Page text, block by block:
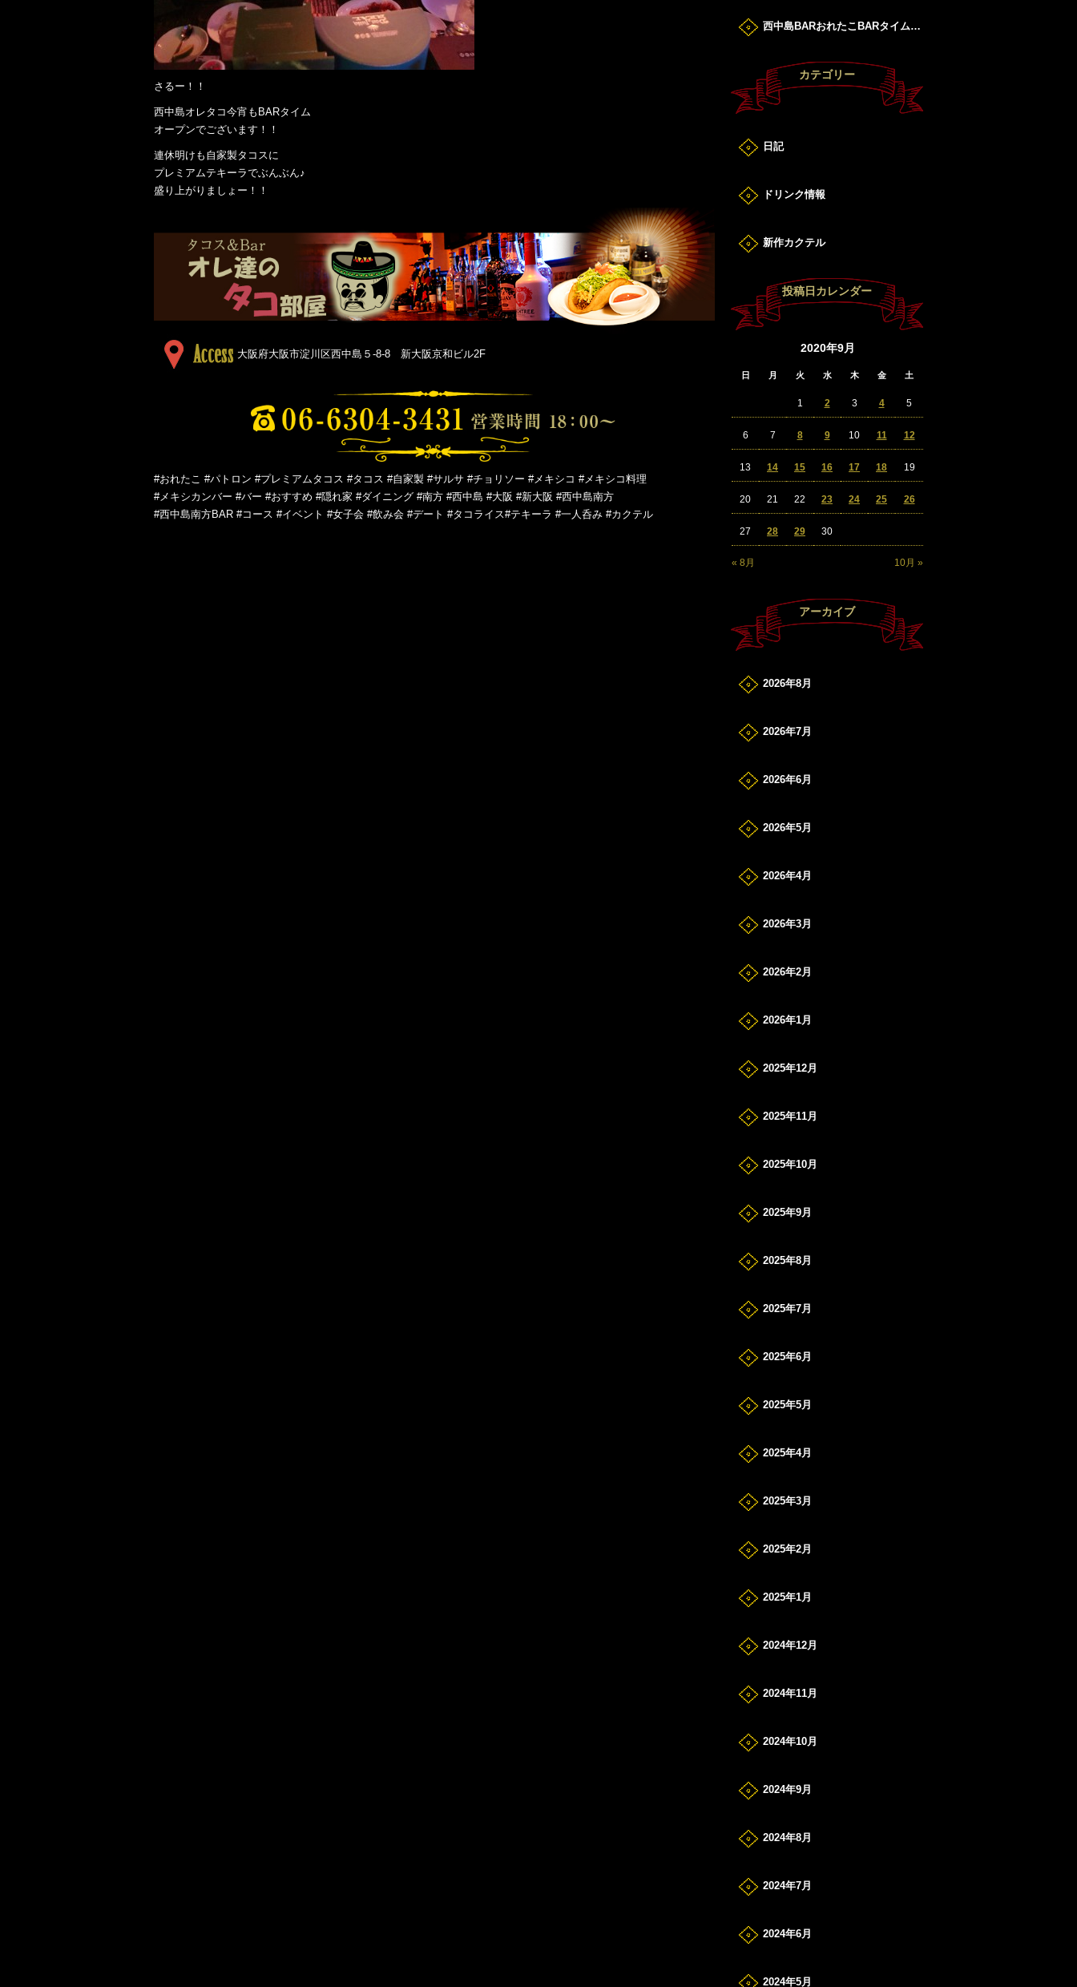
さるー！！
西中島オレタコ今宵もBARタイム
オープンでございます！！
連休明けも自家製タコスに
プレミアムテキーラでぶんぶん♪
盛り上がりましょー！！
大阪府大阪市淀川区西中島５-8-8 新大阪京和ビル2F
#おれたこ #パトロン #プレミアムタコス #タコス #自家製 #サルサ #チョリソー #メキシコ #メキシコ料理
#メキシカンバー #バー #おすすめ #隠れ家 #ダイニング #南方 #西中島 #大阪 #新大阪 #西中島南方
#西中島南方BAR #コース #イベント #女子会 #飲み会 #デート #タコライス#テキーラ #一人呑み #カクテル
西中島BARおれたこBARタイムすたーと！
カテゴリー
日記
ドリンク情報
新作カクテル
投稿日カレンダー
2020年9月
日 月 火 水 木 金 土
« 8月 10月 »
1 2 3 4 5
6 7 8 9 10 11 12
13 14 15 16 17 18 19
20 21 22 23 24 25 26
27 28 29 30
アーカイブ
2026年8月
2026年7月
2026年6月
2026年5月
2026年4月
2026年3月
2026年2月
2026年1月
2025年12月
2025年11月
2025年10月
2025年9月
2025年8月
2025年7月
2025年6月
2025年5月
2025年4月
2025年3月
2025年2月
2025年1月
2024年12月
2024年11月
2024年10月
2024年9月
2024年8月
2024年7月
2024年6月
2024年5月